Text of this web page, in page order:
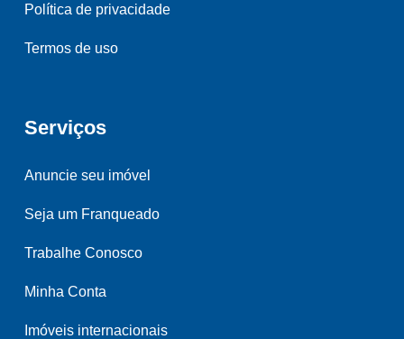
Política de privacidade
Termos de uso
Serviços
Anuncie seu imóvel
Seja um Franqueado
Trabalhe Conosco
Minha Conta
Imóveis internacionais